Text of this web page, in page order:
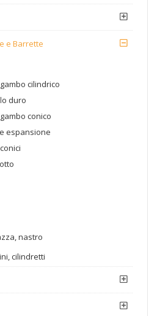
e Barrette
cilindrico
duro
conico
espansione
nastro
cilindretti